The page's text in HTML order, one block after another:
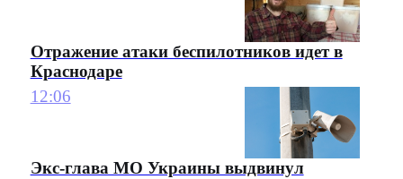
Отражение атаки беспилотников идет в
Краснодаре
12:06
Экс-глава МО Украины выдвинул